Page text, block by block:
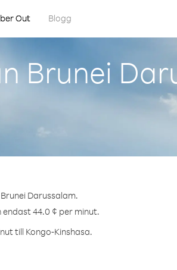
Out Blogg
Brunei
Darussalam.
44.0 ¢ per minut.
till Kongo-Kinshasa.